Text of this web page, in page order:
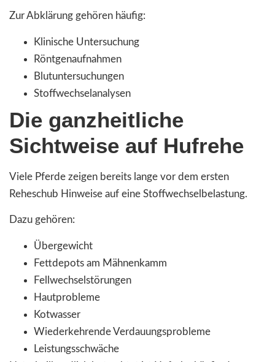
Zur Abklärung gehören häufig:
Klinische Untersuchung
Röntgenaufnahmen
Blutuntersuchungen
Stoffwechselanalysen
Die ganzheitliche
Sichtweise auf Hufrehe
Viele Pferde zeigen bereits lange vor dem ersten
Reheschub Hinweise auf eine Stoffwechselbelastung.
Dazu gehören:
Übergewicht
Fettdepots am Mähnenkamm
Fellwechselstörungen
Hautprobleme
Kotwasser
Wiederkehrende Verdauungsprobleme
Leistungsschwäche